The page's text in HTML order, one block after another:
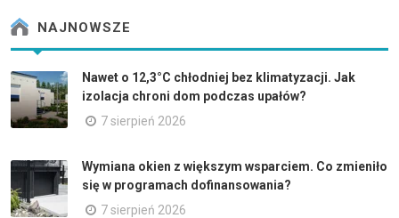
NAJNOWSZE
Nawet o 12,3°C chłodniej bez klimatyzacji. Jak
izolacja chroni dom podczas upałów?
7 sierpień 2026
Wymiana okien z większym wsparciem. Co zmieniło
się w programach dofinansowania?
7 sierpień 2026